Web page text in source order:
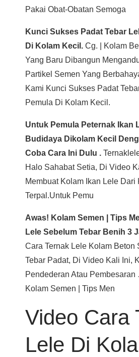
Pakai Obat-Obatan Semoga
Kunci Sukses Padat Tebar
Di Kolam Kecil. Cg. | Kolam
Yang Baru Dibangun
Partikel Semen Yang
Kami Kunci Sukses Padat
Pemula Di Kolam Kecil.
Untuk Pemula Peternak Ikan
Budidaya Dikolam Kecil
Coba Cara Ini Dulu .
Halo Sahabat Setia, Di Video
Membuat Kolam Ikan Lele Dari
Terpal.untuk Pemu
Awas! Kolam Semen | Tips
Lele Sebelum Tebar Benih 3
Cara Ternak Lele Kolam Beton
Tebar Padat, Di Video Kali Ini,
Pendederan Atau
Kolam Semen | Tips Men
Video Cara
Lele Di